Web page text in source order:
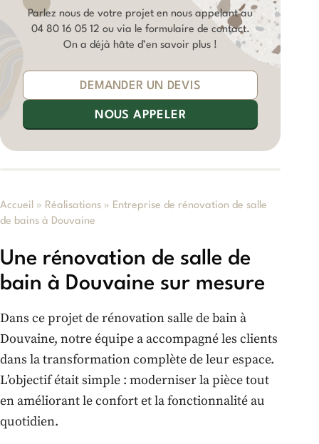
Parlez nous de votre projet en nous appelant au
04 80 16 05 12 ou via le formulaire de contact.
On a déjà hâte d’en savoir plus !
DEMANDER UN DEVIS
NOUS APPELER
Accueil » Réalisations » Entreprise de rénovation de salle
de bains à Douvaine
Une rénovation de salle de
bain à Douvaine sur mesure
Dans ce projet de rénovation salle de bain à
Douvaine, notre équipe a accompagné les clients
dans la transformation complète de leur espace.
L’objectif était simple : moderniser la pièce tout
en améliorant le confort et la fonctionnalité au
quotidien.